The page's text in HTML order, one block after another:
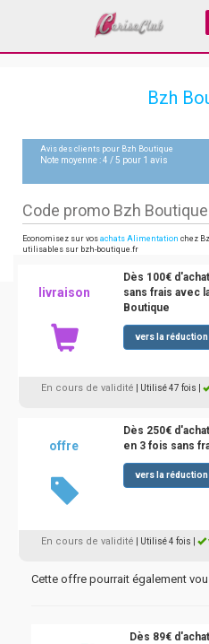
Bzh
Avis des clients pour Bzh Boutique
Note moyenne :4 /5 pour 1 avis
Code promo Bzh Boutique
Economisez sur vos achats Alimentation chez
utilisables sur bzh-boutique.fr
livraison
Dès 100€
sans frais avec
Boutique
vers la réduction
En cours de validité | Utilisé 47 fois
offre
Dès 250€
en 3 fois sans
vers la réduction
En cours de validité | Utilisé 4 fois
Cette offre pourrait également
Dès 89€